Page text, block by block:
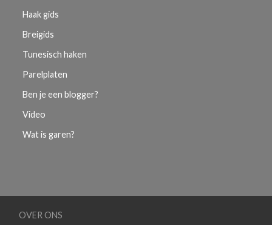
Haak gids
Breigids
Tunesisch haken
Parelplaten
Ben je een blogger?
Video
Wat is garen?
OVER ONS